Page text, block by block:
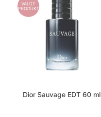
VALGT
PRODUKT
Dior Sauvage EDT 60 ml